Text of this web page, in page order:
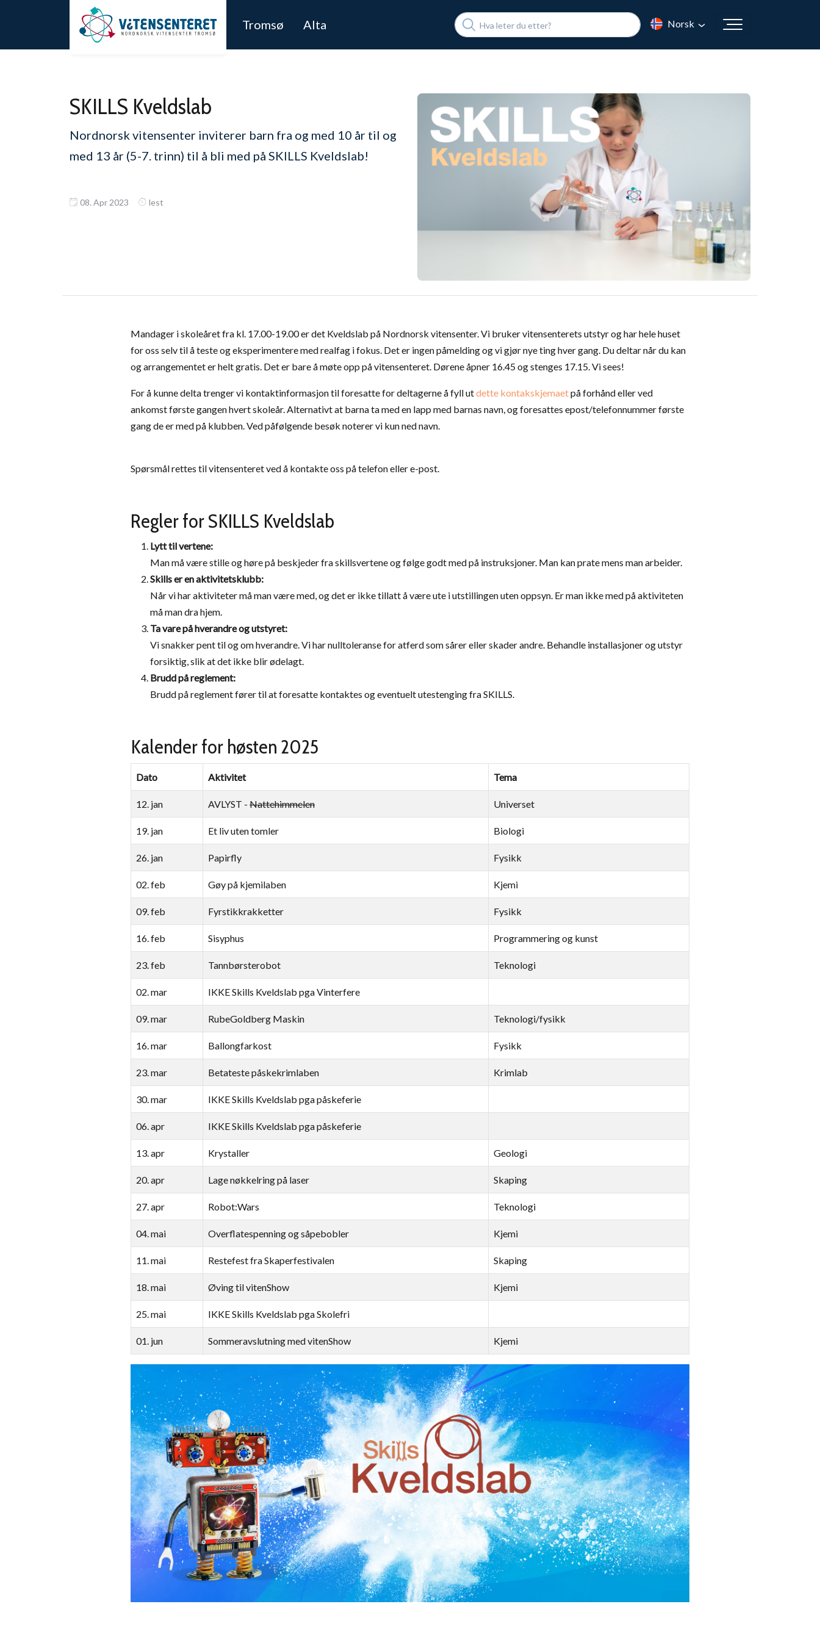
Hopp til hovedinnhold
Tromsø Alta Søk Norsk
SKILLS Kveldslab
Nordnorsk vitensenter inviterer barn fra og med 10 år til og
med 13 år (5-7. trinn) til å bli med på SKILLS Kveldslab!
08. Apr 2023 lest
Mandager i skoleåret fra kl. 17.00-19.00 er det Kveldslab på Nordnorsk vitensenter. Vi bruker vitensenterets utstyr og har hele huset
for oss selv til å teste og eksperimentere med realfag i fokus. Det er ingen påmelding og vi gjør nye ting hver gang. Du deltar når du kan
og arrangementet er helt gratis. Det er bare å møte opp på vitensenteret. Dørene åpner 16.45 og stenges 17.15. Vi sees!
For å kunne delta trenger vi kontaktinformasjon til foresatte for deltagerne å fyll utdette kontakskjemaetpå forhånd eller ved
ankomst første gangen hvert skoleår. Alternativt at barna ta med en lapp med barnas navn, og foresattes epost/telefonnummer første
gang de er med på klubben. Ved påfølgende besøk noterer vi kun ned navn.
Spørsmål rettes til vitensenteret ved å kontakte oss på telefon eller e-post.
Regler for SKILLS Kveldslab
Lytt til vertene:
Man må være stille og høre på beskjeder fra skillsvertene og følge godt med på instruksjoner. Man kan prate mens man arbeider.
Skills er en aktivitetsklubb:
Når vi har aktiviteter må man være med, og det er ikke tillatt å være ute i utstillingen uten oppsyn. Er man ikke med på aktiviteten
må man dra hjem.
Ta vare på hverandre og utstyret:
Vi snakker pent til og om hverandre. Vi har nulltoleranse for atferd som sårer eller skader andre. Behandle installasjoner og utstyr
forsiktig, slik at det ikke blir ødelagt.
Brudd på reglement:
Brudd på reglement fører til at foresatte kontaktes og eventuelt utestenging fra SKILLS.
Kalender for høsten 2025
Dato Aktivitet Tema
12. jan AVLYST - Nattehimmelen Universet
19. jan Et liv uten tomler Biologi
26. jan Papirfly Fysikk
02. feb Gøy på kjemilaben Kjemi
09. feb Fyrstikkrakketter Fysikk
16. feb Sisyphus Programmering og kunst
23. feb Tannbørsterobot Teknologi
02. mar IKKE Skills Kveldslab pga Vinterfere
09. mar RubeGoldberg Maskin Teknologi/fysikk
16. mar Ballongfarkost Fysikk
23. mar Betateste påskekrimlaben Krimlab
30. mar IKKE Skills Kveldslab pga påskeferie
06. apr IKKE Skills Kveldslab pga påskeferie
13. apr Krystaller Geologi
20. apr Lage nøkkelring på laser Skaping
27. apr Robot:Wars Teknologi
04. mai Overflatespenning og såpebobler Kjemi
11. mai Restefest fra Skaperfestivalen Skaping
18. mai Øving til vitenShow Kjemi
25. mai IKKE Skills Kveldslab pga Skolefri
01. jun Sommeravslutning med vitenShow Kjemi